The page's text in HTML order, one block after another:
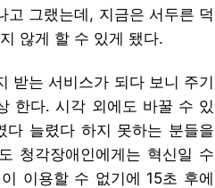
고 그랬는데, 지금은 서두른 덕
않게 할 수 있게 됐다.
받는 서비스가 되다 보니 주기
한다. 시각 외에도 바꿀 수 있
다 늘렸다 하지 못하는 분들을
청각장애인에게는 혁신일 수
이용할 수 없기에 15초 후에